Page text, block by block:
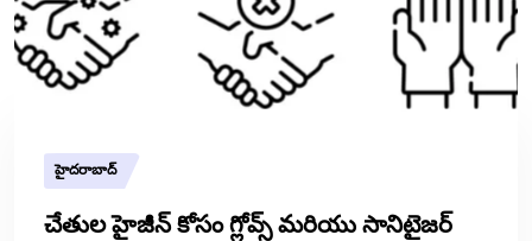
హైదరాబాద్
చేతుల హైజీన్ కోసం గ్లోవ్స్ మరియు సానిటైజర్